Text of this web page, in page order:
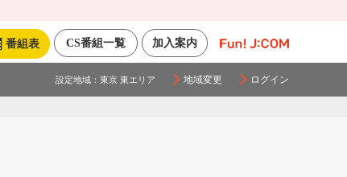
加入案内
CS番組一覧
番組表
設定地域： 東京 東エリア 地域変更 ログイン